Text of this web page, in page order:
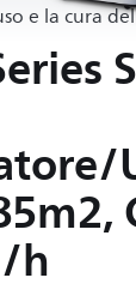
e la cura
h